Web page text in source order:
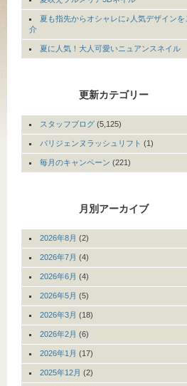
夏も指先からオシャレに♪人気デザインを
介
夏に人気！大人可愛いニュアンスネイル
更新カテゴリー
スタッフブログ (5,125)
パリジェンヌラッシュリフト (1)
毎月のキャンペーン (221)
月別アーカイブ
2026年8月 (2)
2026年7月 (4)
2026年6月 (4)
2026年5月 (5)
2026年3月 (18)
2026年2月 (6)
2026年1月 (17)
2025年12月 (2)